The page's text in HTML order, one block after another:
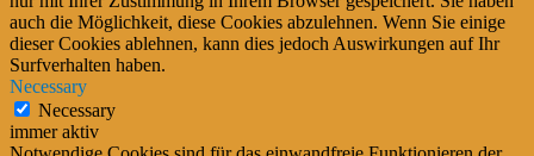
auch die Möglichkeit, diese Cookies abzulehnen. Wenn Sie einige
dieser Cookies ablehnen, kann dies jedoch Auswirkungen auf Ihr
Surfverhalten haben.
Necessary
Necessary
immer aktiv